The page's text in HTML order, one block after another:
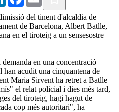
del tinent d'alcaldia de
de Barcelona, Albert Batlle,
en el tiroteig a un sensesostre
en una concentració
acudit una cinquantena de
Maria Sirvent ha retret a Batlle
el relat policial i dies més tard,
del tiroteig, hagi hagut de
cop més autoritari", ha